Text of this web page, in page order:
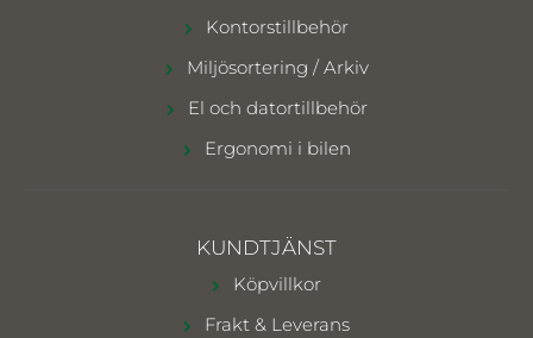
Kontorstillbehör
Miljösortering / Arkiv
El och datortillbehör
Ergonomi i bilen
KUNDTJÄNST
Köpvillkor
Frakt & Leverans